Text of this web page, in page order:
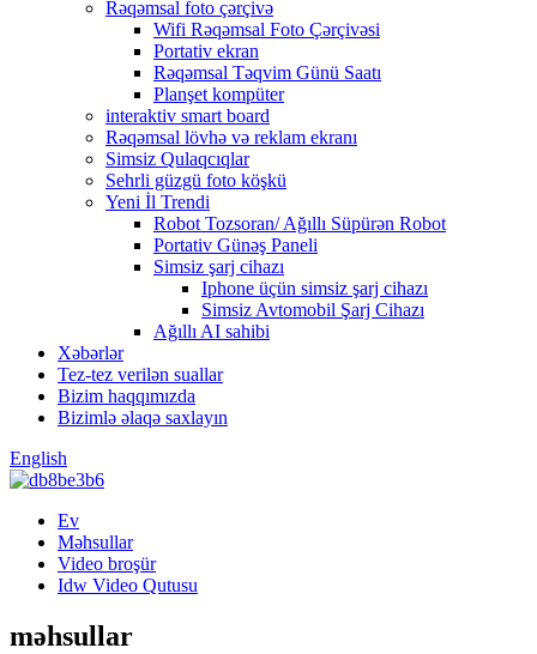
Rəqəmsal foto çərçivə
Wifi Rəqəmsal Foto Çərçivəsi
Portativ ekran
Rəqəmsal Təqvim Günü Saatı
Planşet kompüter
interaktiv smart board
Rəqəmsal lövhə və reklam ekranı
Simsiz Qulaqcıqlar
Sehrli güzgü foto köşkü
Yeni İl Trendi
Robot Tozsoran/ Ağıllı Süpürən Robot
Portativ Günəş Paneli
Simsiz şarj cihazı
Iphone üçün simsiz şarj cihazı
Simsiz Avtomobil Şarj Cihazı
Ağıllı AI sahibi
Xəbərlər
Tez-tez verilən suallar
Bizim haqqımızda
Bizimlə əlaqə saxlayın
English
Ev
Məhsullar
Video broşür
Idw Video Qutusu
məhsullar